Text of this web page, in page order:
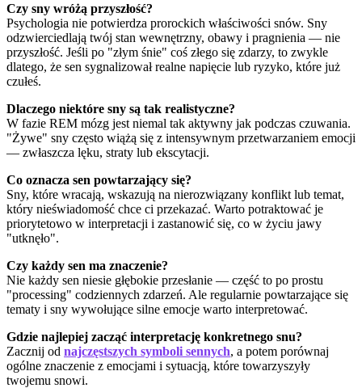
Czy sny wróżą przyszłość?
Psychologia nie potwierdza prorockich właściwości snów. Sny
odzwierciedlają twój stan wewnętrzny, obawy i pragnienia — nie
przyszłość. Jeśli po "złym śnie" coś złego się zdarzy, to zwykle
dlatego, że sen sygnalizował realne napięcie lub ryzyko, które już
czułeś.
Dlaczego niektóre sny są tak realistyczne?
W fazie REM mózg jest niemal tak aktywny jak podczas czuwania.
"Żywe" sny często wiążą się z intensywnym przetwarzaniem emocji
— zwłaszcza lęku, straty lub ekscytacji.
Co oznacza sen powtarzający się?
Sny, które wracają, wskazują na nierozwiązany konflikt lub temat,
który nieświadomość chce ci przekazać. Warto potraktować je
priorytetowo w interpretacji i zastanowić się, co w życiu jawy
"utknęło".
Czy każdy sen ma znaczenie?
Nie każdy sen niesie głębokie przesłanie — część to po prostu
"processing" codziennych zdarzeń. Ale regularnie powtarzające się
tematy i sny wywołujące silne emocje warto interpretować.
Gdzie najlepiej zacząć interpretację konkretnego snu?
Zacznij od najczęstszych symboli sennych, a potem porównaj
ogólne znaczenie z emocjami i sytuacją, które towarzyszyły
twojemu snowi.